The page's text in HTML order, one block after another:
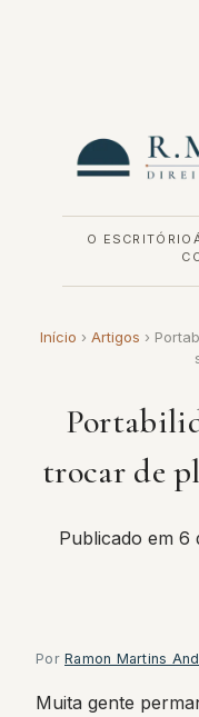
O ESCRITÓRIO
Início › Artigos ›
trocar de
Publicado em 6
Por Ramon Martins
Muita gente